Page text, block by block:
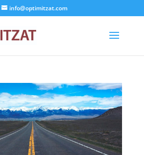
info@optimitzat.com